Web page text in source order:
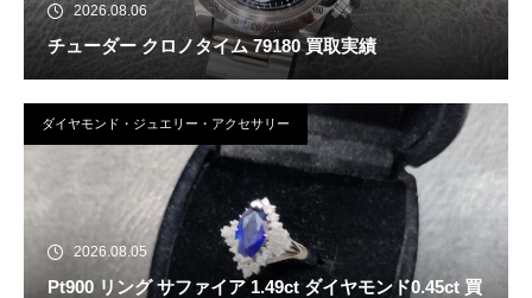
2026.08.06
チューダー クロノタイム 79180 買取実績
ダイヤモンド・ジュエリー・アクセサリー
2026.08.05
Pt900 リング サファイア 1.49ct ダイヤモンド0.45ct 買